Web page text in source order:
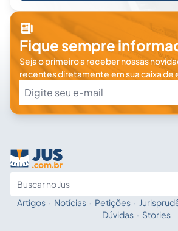
Fique sempre
Seja o primeiro a receber nossas
recentes diretamente em sua caixa de
Fale com a IA
Artigos · Notícias · Petições ·
Dúvidas · Stories